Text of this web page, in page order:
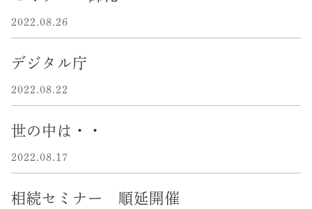
2022.08.26
デジタル庁
2022.08.22
世の中は・・
2022.08.17
相続セミナー 順延開催